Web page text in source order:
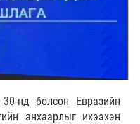
нд болсон Евразийн
анхаарлыг ихээхэн